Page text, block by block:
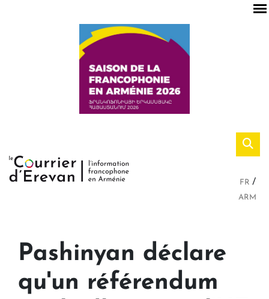
FR
ARM
Pashinyan déclare
qu'un référendum